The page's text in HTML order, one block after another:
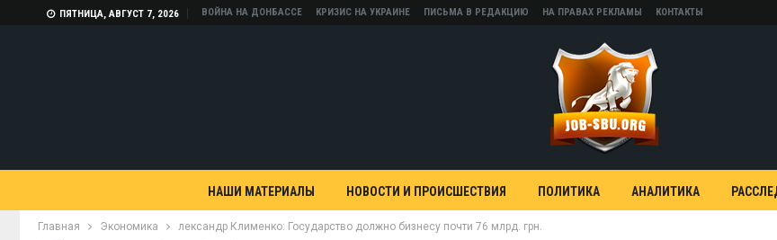
ПЯТНИЦА, АВГУСТ 7, 2026 ВОЙНА НА ДОНБАССЕ КРИЗИС НА УКРАИНЕ ПИСЬМА В РЕДАКЦИЮ НА ПРАВАХ РЕКЛАМЫ КОНТАКТЫ
НАШИ МАТЕРИАЛЫ НОВОСТИ И ПРОИСШЕСТВИЯ ПОЛИТИКА АНАЛИТИКА
Главная Экономика лександр Клименко: Государство должно бизнесу почти 76 млрд. грн.